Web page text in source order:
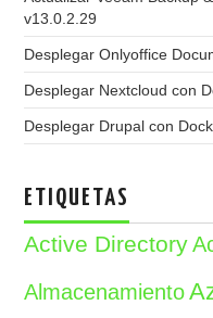
v13.0.2.29
Desplegar Onlyoffice
Desplegar Nextcloud con
Desplegar Drupal con
ETIQUETAS
Active Directory
Almacenamiento